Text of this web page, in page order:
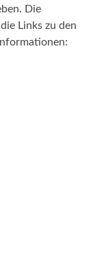
Die
Links zu den